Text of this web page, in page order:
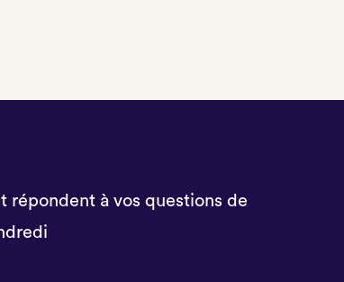
répondent à vos questions de